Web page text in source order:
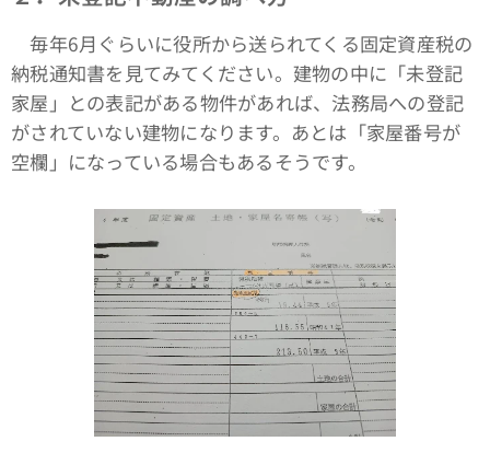
毎年6月ぐらいに役所から送られてくる固定資産税の
納税通知書を見てみてください。建物の中に「未登記
家屋」との表記がある物件があれば、法務局への登記
がされていない建物になります。あとは「家屋番号が
空欄」になっている場合もあるそうです。